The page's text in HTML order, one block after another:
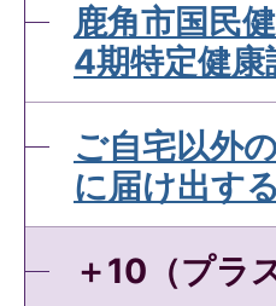
鹿角市国民
4期特定健康
ご自宅以外
に届け出す
＋10（プラ